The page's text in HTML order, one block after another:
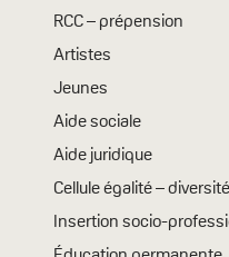
RCC – prépension
Artistes
Jeunes
Aide sociale
Aide juridique
Cellule égalité – diversité
Insertion socio-